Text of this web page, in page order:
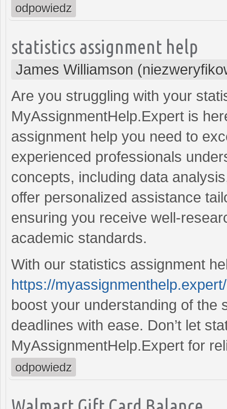
odpowiedz
statistics assignment help
James Williamson
Are you struggling with your
MyAssignmentHelp.Expert is
assignment help you need to
experienced professionals
concepts, including data
offer personalized assistance
ensuring you receive well-
academic standards.
With our statistics assignment
https://
boost your understanding of the
deadlines with ease. Don’t let
MyAssignmentHelp.Expert for
odpowiedz